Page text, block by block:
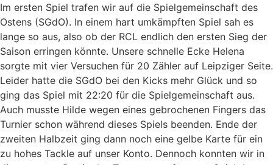
Im ersten Spiel trafen wir auf die Spielgemeinschaft des
Ostens (SGdO). In einem hart umkämpften Spiel sah es
lange so aus, also ob der RCL endlich den ersten Sieg der
Saison erringen könnte. Unsere schnelle Ecke Helena
sorgte mit vier Versuchen für 20 Zähler auf Leipziger Seite.
Leider hatte die SGdO bei den Kicks mehr Glück und so
ging das Spiel mit 22:20 für die Spielgemeinschaft aus.
Auch musste Hilde wegen eines gebrochenen Fingers das
Turnier schon während dieses Spiels beenden. Ende der
zweiten Halbzeit ging dann noch eine gelbe Karte für ein
zu hohes Tackle auf unser Konto. Dennoch konnten wir in